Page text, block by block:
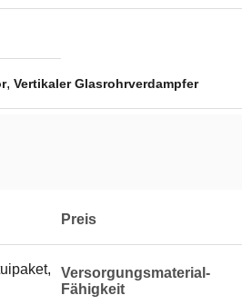
, Vertikaler Glasrohrverdampfer
Preis
Versorgungsmaterial-
Fähigkeit